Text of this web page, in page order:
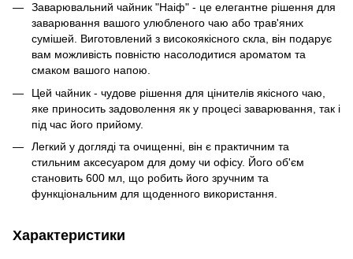
Заварювальний чайник "Наіф" - це елегантне рішення для
заварювання вашого улюбленого чаю або трав'яних
сумішей. Виготовлений з високоякісного скла, він подарує
вам можливість повністю насолодитися ароматом та
смаком вашого напою.
Цей чайник - чудове рішення для цінителів якісного чаю,
яке приносить задоволення як у процесі заварювання, так і
під час його прийому.
Легкий у догляді та очищенні, він є практичним та
стильним аксесуаром для дому чи офісу. Його об'єм
становить 600 мл, що робить його зручним та
функціональним для щоденного використання.
Характеристики